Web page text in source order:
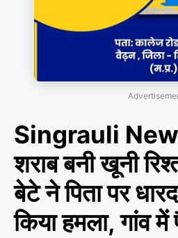
Singrauli
शराब बनी खूनी
बेटे ने पिता पर
किया हमला, गांव